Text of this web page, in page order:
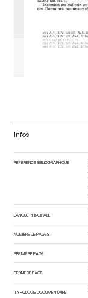
Infos
RÉFÉRENCE BIBLIOGRAPHIQUE
LANGUE PRINCIPALE
NOMBRE DE PAGES
PREMIÈRE PAGE
DERNIÈRE PAGE
TYPOLOGIE DOCUMENTAIRE